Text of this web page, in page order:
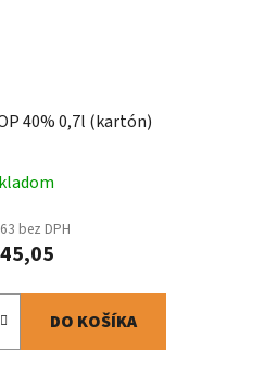
40% 0,7l (kartón)
bez DPH
DO KOŠÍKA